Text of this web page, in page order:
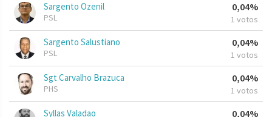
Sargento Ozenil
PSL
0,04%
1 votos
Sargento Salustiano
PSL
0,04%
1 votos
Sgt Carvalho Brazuca
PHS
0,04%
1 votos
Syllas Valadao 0,04%